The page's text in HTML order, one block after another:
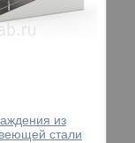
из
стали